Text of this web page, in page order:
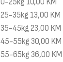
0-25kg 10,00 KM
25-35kg 13,00 KM
35-45kg 23,00 KM
45-55kg 30,00 KM
55-65kg 36,00 KM